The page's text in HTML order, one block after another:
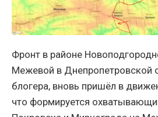
Фронт в районе
Межевой в Днепропетровской
блогера, вновь пришёл в
что формируется